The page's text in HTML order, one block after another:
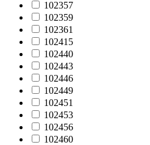
102357
102359
102361
102415
102440
102443
102446
102449
102451
102453
102456
102460